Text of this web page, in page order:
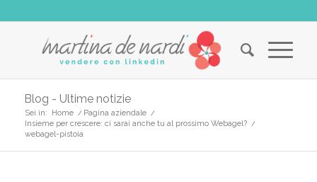
Blog - Ultime notizie
Sei in: Home / Pagina aziendale /
Insieme per crescere: ci sarai anche tu al prossimo Webagel? /
webagel-pistoia